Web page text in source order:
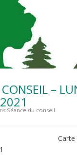
–
Séance du conseil